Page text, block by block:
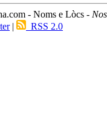
- Noms e Lòcs -
| RSS 2.0